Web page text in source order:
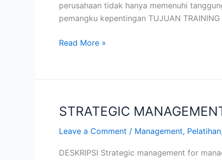
perusahaan tidak hanya memenuhi
pemangku kepentingan TUJUAN TRAINING
Read More »
STRATEGIC
Leave a Comment / Management, Pelatihan
DESKRIPSI Strategic management for
STRATEGIC
FOR